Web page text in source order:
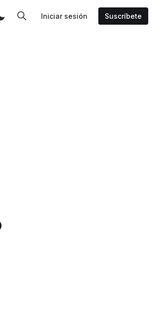
Iniciar sesión Suscríbete